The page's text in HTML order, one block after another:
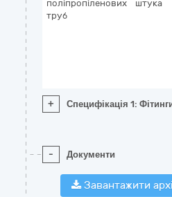
поліпропіленових
труб
штука
+ Специфікація 1:
- Документи
Завантажити